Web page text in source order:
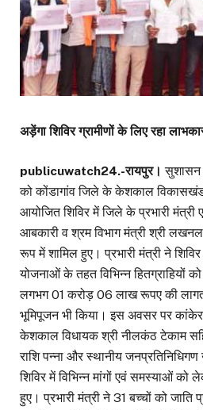
अड़ेंगा शिविर ग्रामीणों के लिए रहा
publicuwatch24.-रायपुर। सुशासन
को कोंडागांव जिले के केशकाल विकासखंड
आयोजित शिविर में जिले के प्रभारी मंत्री
आबकारी व श्रम विभाग मंत्री श्री
रूप में शामिल हुए। प्रभारी मंत्री ने
योजनाओं के तहत विभिन्न हितग्राहियों
लगभग 01 करोड़ 06 लाख रूपए की लागत
भूमिपूजन भी किया। इस अवसर पर कांकेर
केशकाल विधायक श्री नीलकंठ टेकाम
राशि पन्ना और स्थानीय
शिविर में विभिन्न मांगों एवं समस्याओं
हुए। प्रभारी मंत्री ने 31 बच्चों को जाति